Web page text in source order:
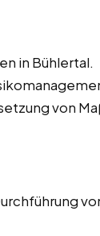
in Bühlertal.
von